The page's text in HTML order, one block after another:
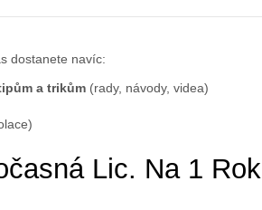
dostanete navíc:
a trikům (rady, návody, videa)
Lic. Na 1 Rok